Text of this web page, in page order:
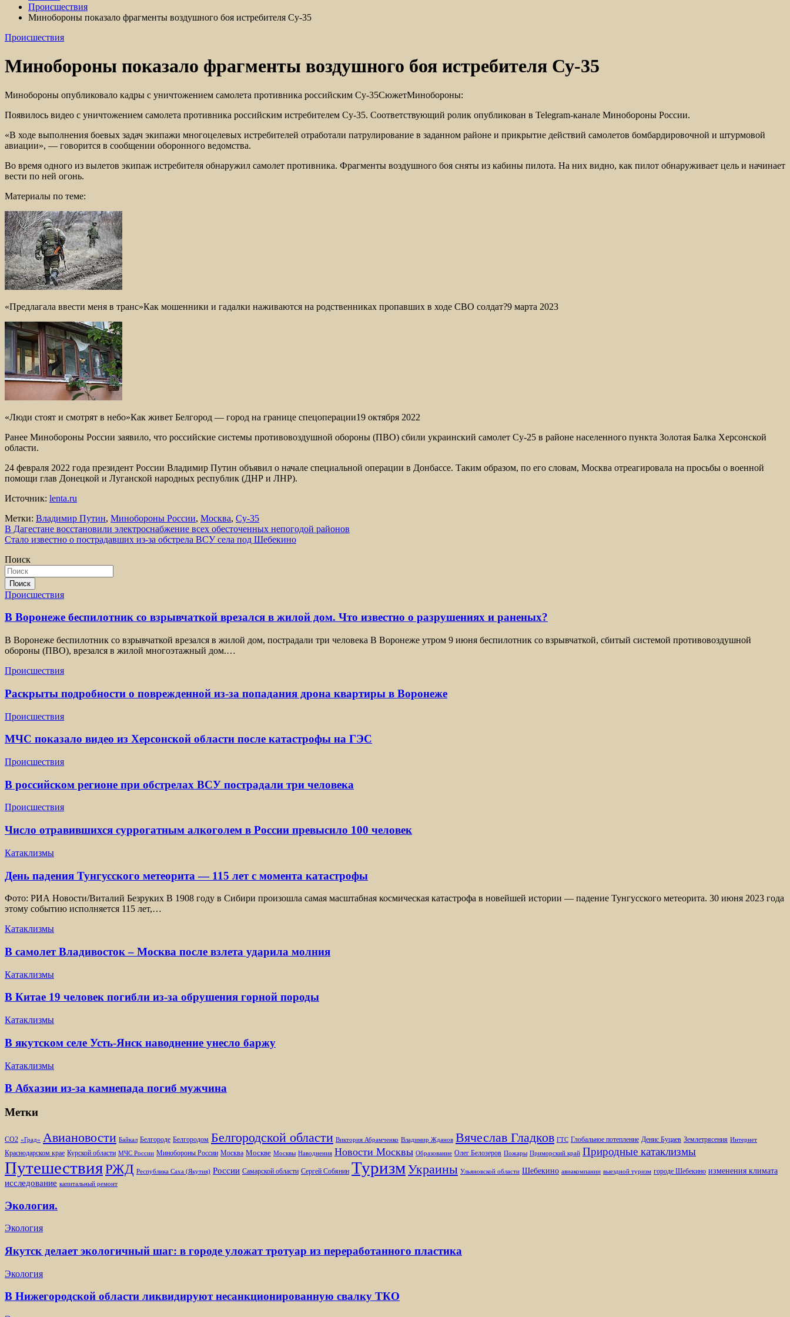
Происшествия
Минобороны показало фрагменты воздушного боя истребителя Су-35
Происшествия
Минобороны показало фрагменты воздушного боя истребителя Су-35
Минобороны опубликовало кадры с уничтожением самолета противника российским Су-35СюжетМинобороны:
Появилось видео с уничтожением самолета противника российским истребителем Су-35. Соответствующий ролик опубликован в Telegram-канале Минобороны России.
«В ходе выполнения боевых задач экипажи многоцелевых истребителей отработали патрулирование в заданном районе и прикрытие действий самолетов бомбардировочной и штурмовой
авиации», — говорится в сообщении оборонного ведомства.
Во время одного из вылетов экипаж истребителя обнаружил самолет противника. Фрагменты воздушного боя сняты из кабины пилота. На них видно, как пилот обнаруживает цель и начинает
вести по ней огонь.
Материалы по теме:
«Предлагала ввести меня в транс»Как мошенники и гадалки наживаются на родственниках пропавших в ходе СВО солдат?9 марта 2023
«Люди стоят и смотрят в небо»Как живет Белгород — город на границе спецоперации19 октября 2022
Ранее Минобороны России заявило, что российские системы противовоздушной обороны (ПВО) сбили украинский самолет Су-25 в районе населенного пункта Золотая Балка Херсонской
области.
24 февраля 2022 года президент России Владимир Путин объявил о начале специальной операции в Донбассе. Таким образом, по его словам, Москва отреагировала на просьбы о военной
помощи глав Донецкой и Луганской народных республик (ДНР и ЛНР).
Источник: lenta.ru
Метки: Владимир Путин, Минобороны России, Москва, Су-35
Навигация
по
записям
В Дагестане восстановили электроснабжение всех обесточенных непогодой районов
Стало известно о пострадавших из-за обстрела ВСУ села под Шебекино
Поиск
Поиск
Происшествия
В Воронеже беспилотник со взрывчаткой врезался в жилой дом. Что известно о разрушениях и раненых?
В Воронеже беспилотник со взрывчаткой врезался в жилой дом, пострадали три человека В Воронеже утром 9 июня беспилотник со взрывчаткой, сбитый системой противовоздушной
обороны (ПВО), врезался в жилой многоэтажный дом.…
Происшествия
Раскрыты подробности о поврежденной из-за попадания дрона квартиры в Воронеже
Происшествия
МЧС показало видео из Херсонской области после катастрофы на ГЭС
Происшествия
В российском регионе при обстрелах ВСУ пострадали три человека
Происшествия
Число отравившихся суррогатным алкоголем в России превысило 100 человек
Катаклизмы
День падения Тунгусского метеорита — 115 лет с момента катастрофы
Фото: РИА Новости/Виталий Безруких В 1908 году в Сибири произошла самая масштабная космическая катастрофа в новейшей истории — падение Тунгусского метеорита. 30 июня 2023 года
этому событию исполняется 115 лет,…
Катаклизмы
В самолет Владивосток – Москва после взлета ударила молния
Катаклизмы
В Китае 19 человек погибли из-за обрушения горной породы
Катаклизмы
В якутском селе Усть-Янск наводнение унесло баржу
Катаклизмы
В Абхазии из-за камнепада погиб мужчина
Метки
CO2 «Град» Авиановости Байкал Белгороде Белгородом Белгородской области Виктория Абрамченко Владимир Жданов Вячеслав Гладков ГТС Глобальное потепление Денис Буцаев Землетрясения Интернет
Краснодарском крае Курской области МЧС России Минобороны России Москва Москве Москвы Наводнения Новости Москвы Образование Олег Белозеров Пожары Приморский край Природные катаклизмы
ПутешествияРЖД Республика Саха (Якутия) России Самарской области Сергей Собянин ТуризмУкраины Ульяновской области Шебекино авиакомпании выездной туризм городе Шебекино изменения климата
исследование капитальный ремонт
Экология.
Экология
Якутск делает экологичный шаг: в городе уложат тротуар из переработанного пластика
Экология
В Нижегородской области ликвидируют несанкционированную свалку ТКО